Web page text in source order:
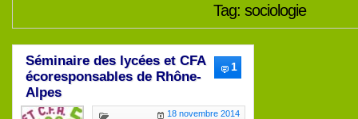
Tag: sociologie
1
Séminaire des lycées et CFA
écoresponsables de Rhône-
Alpes
18 novembre 2014